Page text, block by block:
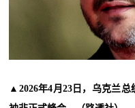
▲2026年4月23日，乌克兰